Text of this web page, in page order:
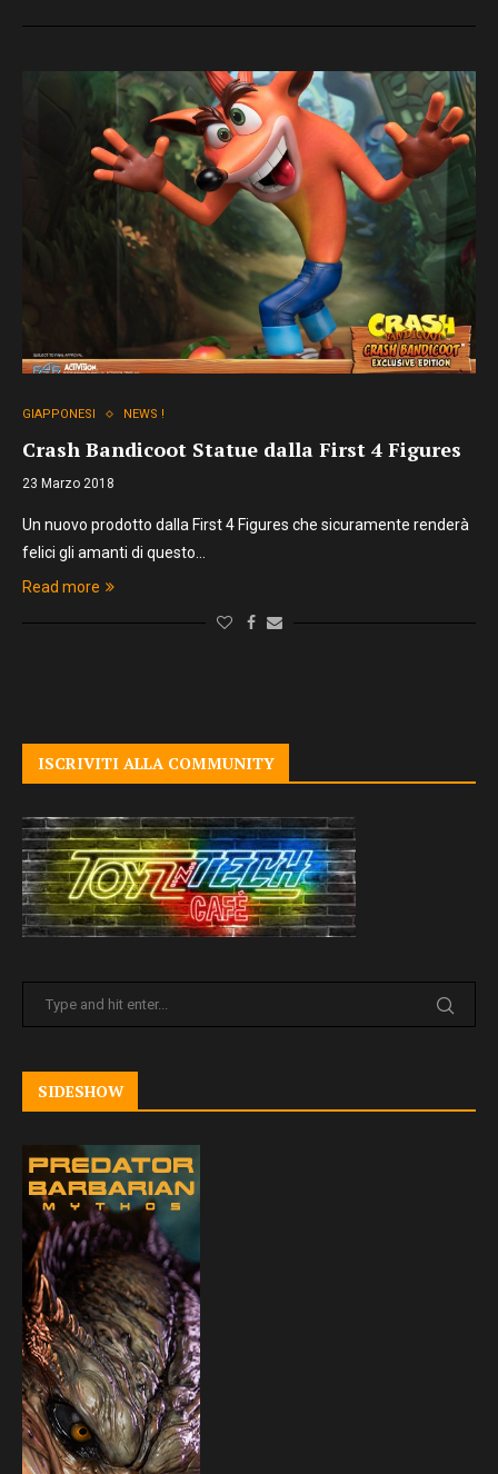
GIAPPONESI NEWS !
Crash Bandicoot Statue dalla First 4 Figures
23 Marzo 2018
Un nuovo prodotto dalla First 4 Figures che sicuramente renderà
felici gli amanti di questo…
Read more
ISCRIVITI ALLA COMMUNITY
SIDESHOW